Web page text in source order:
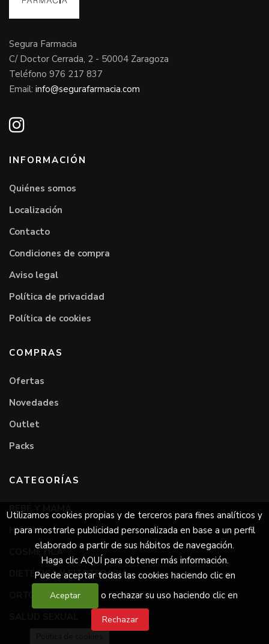
Segura Farmacia
C/ Doctor Cerrada, 2 - 50004 Zaragoza
Teléfono 976 217 837
Email: info@segurafarmacia.com
INFORMACIÓN
Quiénes somos
Localización
Contacto
Condiciones de compra
Aviso legal
Política de privacidad
Política de cookies
COMPRAS
Ofertas
Novedades
Outlet
Packs
CATEGORÍAS
BEBÉ Y MAMÁ
HIGIENE
COSMÉTICA
DIETÉTICA Y FITOTERAPIA
ORTOPEDIA
Utilizamos cookies propias y de terceros para fines analíticos y
para mostrarle publicidad personalizada en base a un perfil
elaborado a partir de sus hábitos de navegación.
Haga clic AQUÍ para obtener más información.
Puede aceptar todas las cookies haciendo clic en
o rechazar su uso haciendo clic en